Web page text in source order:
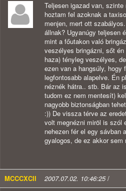
Teljesen igazad van,
hoztam fel azoknak a
menjen, mert ott
állnak? Ugyanúgy teljesen
mint a főutakon való
veszélyes bringázni, sőt
haza) tényleg veszélyes,
ezen van a hangsúly,
legfontosabb alapelve. Én
néznék hátra.. stb. Bár az
tudom ez nem mentesít)
nagyobb biztonságban
:)) De vissza térve az
volt megnézni miröl is szól
nehezen fér el egy sávban
gyalogos, de ez akkor
MCCCXCII 2007.07.02. 10:46:25/